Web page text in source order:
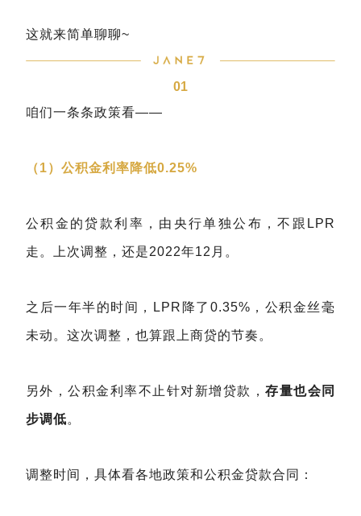
这就来简单聊聊~
01
咱们一条条政策看——
（1）公积金利率降低0.25%
公积金的贷款利率，由央行单独公布，不跟LPR
走。上次调整，还是2022年12月。
之后一年半的时间，LPR降了0.35%，公积金丝毫
未动。这次调整，也算跟上商贷的节奏。
另外，公积金利率不止针对新增贷款，存量也会同
步调低。
调整时间，具体看各地政策和公积金贷款合同：